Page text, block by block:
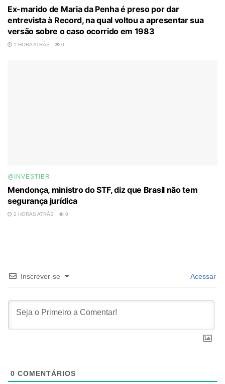
Ex-marido de Maria da Penha é preso por dar
entrevista à Record, na qual voltou a apresentar sua
versão sobre o caso ocorrido em 1983
1 HORA ATRÁS 0
@INVESTIBR
Mendonça, ministro do STF, diz que Brasil não tem
segurança jurídica
2 HORAS ATRÁS 0
Inscrever-se Acessar
0 COMENTÁRIOS